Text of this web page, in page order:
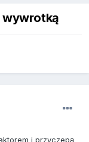
wywrotką
i przyczepą